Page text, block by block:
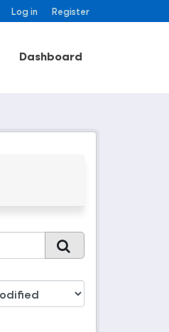
Log in Register
Dashboard